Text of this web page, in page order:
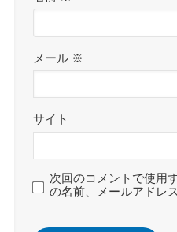
メール ※
サイト
次回のコメントで使用
の名前、メールアドレ